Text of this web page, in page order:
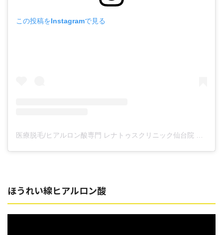
この投稿をInstagramで見る
ほうれい線ヒアルロン酸